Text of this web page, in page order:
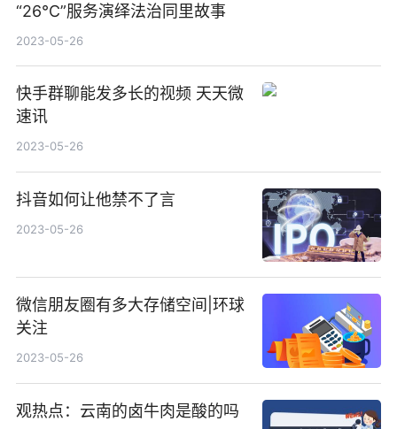
“26°C”服务演绎法治同里故事
2023-05-26
快手群聊能发多长的视频 天天微
速讯
2023-05-26
抖音如何让他禁不了言
2023-05-26
微信朋友圈有多大存储空间|环球
关注
2023-05-26
观热点：云南的卤牛肉是酸的吗